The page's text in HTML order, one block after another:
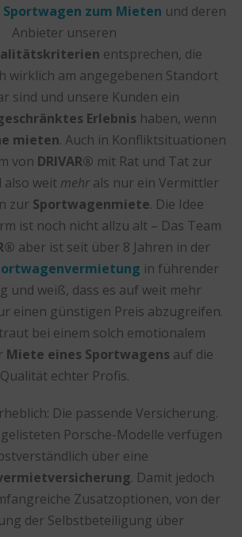
Sportwagen zum Mieten und deren
Anbieter unseren
entsprechen, die
wirklich am angegebenen Standort
sind und unsere Kunden ein
Erlebnis haben, wenn
mieten. Auch in Konfliktsituationen
von DRIVAR® mit Rat und Tat zur
also weit mehrals nur ein Vermittler
zur Sportwagenmiete. Die Idee
ist noch nicht allzu alt – Das Team
aber ist seit über 8 Jahren in der
in führender
und weiß, dass es auf weit mehr
einen günstigen Preis abzugreifen.
bei einem solch emotionalem
Miete eines Sportwagens auf die
Qualität echter Profis.
Die passende Versicherung.
gelisteten Porsche-Modelle verfügen
über eine
. Damit jedoch
Zusatzoptionen, von der
der Selbstbeteiligung über